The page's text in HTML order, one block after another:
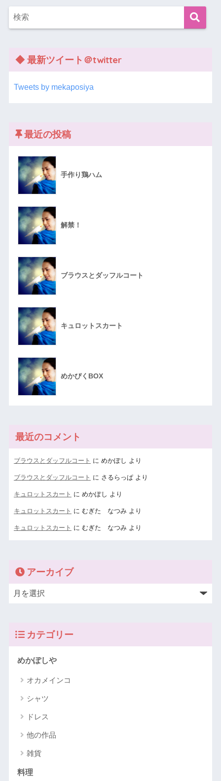
◆ 最新ツイート＠twitter
Tweets by mekaposiya
最近の投稿
手作り鶏ハム
解禁！
ブラウスとダッフルコート
キュロットスカート
めかぴくBOX
最近のコメント
ブラウスとダッフルコート に めかぽし より
ブラウスとダッフルコート に さるらっぱより
キュロットスカート に めかぽし より
キュロットスカート に むぎた なつみより
キュロットスカート に むぎた なつみより
アーカイブ
カテゴリー
めかぽしや
オカメインコ
シャツ
ドレス
他の作品
雑貨
料理